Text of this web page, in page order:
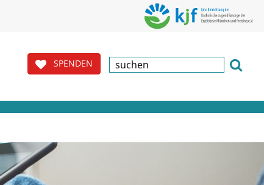
SPENDEN